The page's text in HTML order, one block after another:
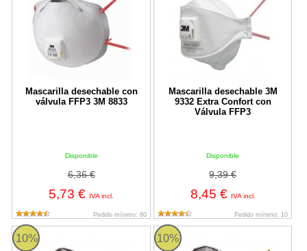
Mascarilla desechable con
válvula FFP3 3M 8833
Disponible
6,36 €
5,73 € IVA incl.
Pedido mínimo: 80
Mascarilla desechable 3M
9332 Extra Confort con
Válvula FFP3
Disponible
9,39 €
8,45 € IVA incl.
Pedido mínimo: 10
10%
Mascarilla desechable 3M 9914 FFP1 Carbón activo con válvula
10%
Mascarilla desechable 3M 9913